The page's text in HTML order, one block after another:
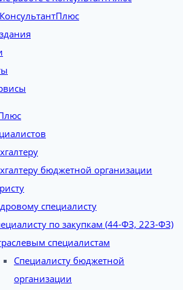
бюджетной организации
специалисту
по закупкам (44-ФЗ, 223-ФЗ)
специалистам
Специалисту бюджетной
организации